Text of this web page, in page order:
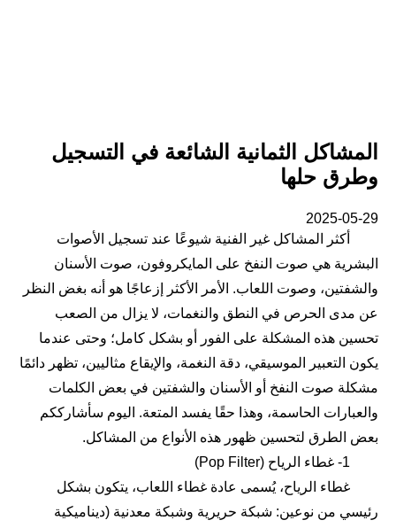
المشاكل الثمانية الشائعة في التسجيل
وطرق حلها
2025-05-29
أكثر المشاكل غير الفنية شيوعًا عند تسجيل الأصوات
البشرية هي صوت النفخ على المايكروفون، صوت الأسنان
والشفتين، وصوت اللعاب. الأمر الأكثر إزعاجًا هو أنه بغض النظر
عن مدى الحرص في النطق والنغمات، لا يزال من الصعب
تحسين هذه المشكلة على الفور أو بشكل كامل؛ وحتى عندما
يكون التعبير الموسيقي، دقة النغمة، والإيقاع مثاليين، تظهر دائمًا
مشكلة صوت النفخ أو الأسنان والشفتين في بعض الكلمات
والعبارات الحاسمة، وهذا حقًا يفسد المتعة. اليوم سأشارككم
بعض الطرق لتحسين ظهور هذه الأنواع من المشاكل.
غطاء الرياح، يُسمى عادة غطاء اللعاب، يتكون بشكل
رئيسي من نوعين: شبكة حريرية وشبكة معدنية (ديناميكية